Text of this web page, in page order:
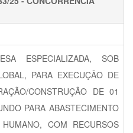
ESPECIALIZADA, SOB
PARA EXECUÇÃO DE
CONSTRUÇÃO DE 01
PARA ABASTECIMENTO
COM RECURSOS